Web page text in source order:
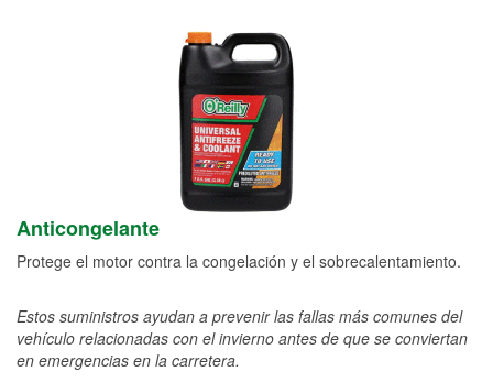
Anticongelante
Protege el motor contra la congelación y el sobrecalentamiento.
Estos suministros ayudan a prevenir las fallas más comunes del
vehículo relacionadas con el invierno antes de que se conviertan
en emergencias en la carretera.